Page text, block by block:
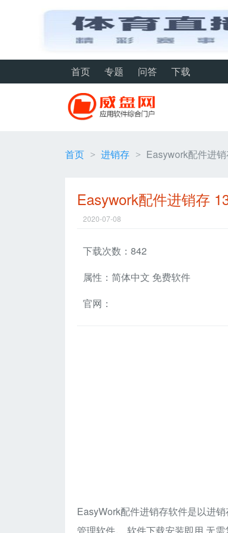
首页 专题 问答 下载
首页 > 进销存 > Easywork配件进
Easywork配件进销存
2020-07-08
下载次数：842
属性：简体中文 免费软件
官网：
EasyWork配件进销存软件是以进